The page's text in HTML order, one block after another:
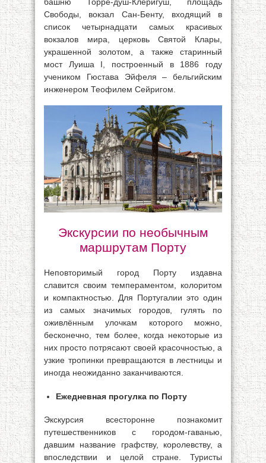
Свободы, вокзал Сан-Бенту, входящий в
список четырнадцати самых красивых
вокзалов мира, церковь Святой Клары,
украшенной золотом, а также старинный
мост Луиша І, построенный в 1886 году
учеником Гюстава Эйфеля – бельгийским
инженером Теофилем Сейригом.
Экскурсии по необычным
маршрутам Порту
Неповторимый город Порту издавна
славится своим темпераментом, колоритом
и компактностью. Для Португалии это один
из самых значимых городов, гулять по
оживлённым улочкам которого можно,
бесконечно, тем более, когда некоторые из
них просто потрясают своей красочностью, а
узкие тропинки превращаются в лестницы и
иногда неожиданно заканчиваются.
Ежедневная прогулка по Порту
Экскурсия всесторонне познакомит
путешественников с городом-гаванью,
давшим название графству, королевству, а
впоследствии и целой стране. Туристы